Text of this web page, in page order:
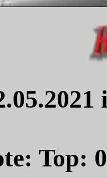
Top: 0